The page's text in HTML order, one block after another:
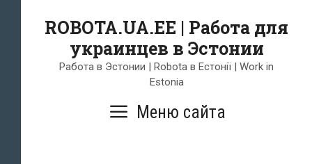
ROBOTA.UA.EE | Работа для
украинцев в Эстонии
Работа в Эстонии | Robota в Естонії | Work in
Estonia
Меню сайта